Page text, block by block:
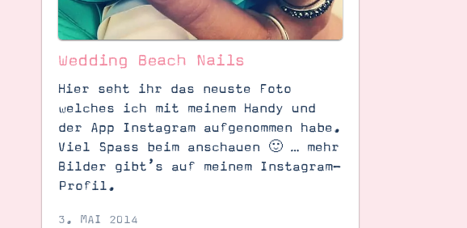
Suche Impressum Datenschutz
Wedding Beach Nails
Hier seht ihr das neuste Foto
welches ich mit meinem Handy und
der App Instagram aufgenommen habe.
Viel Spass beim anschauen 🙂 … mehr
Bilder gibt’s auf meinem Instagram-
Profil.
3. MAI 2014